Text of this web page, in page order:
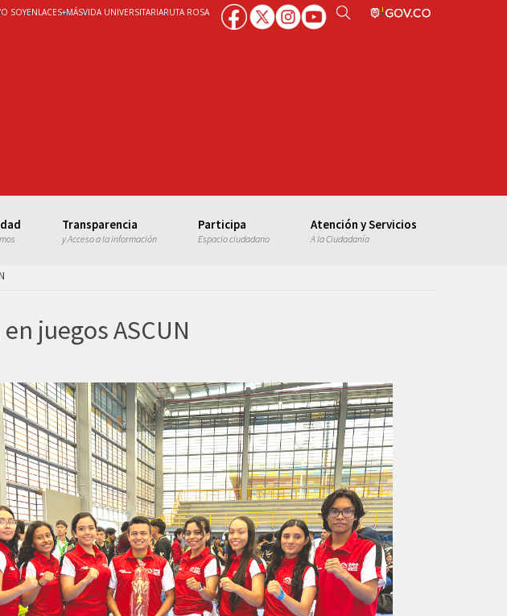
SOYENLACES+MÁSVIDA UNIVERSITARIARUTA ROSA
Transparencia
y Acceso a la información
Participa
Espacio ciudadano
Atención y Servicios
A la Ciudadanía
juegos ASCUN